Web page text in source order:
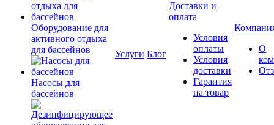
Оборудование для
активного отдыха
для бассейнов
Насосы для
бассейнов
Услуги Блог
Доставки и
оплата
Условия
оплаты
Условия
доставки
Гарантия
на товар
О